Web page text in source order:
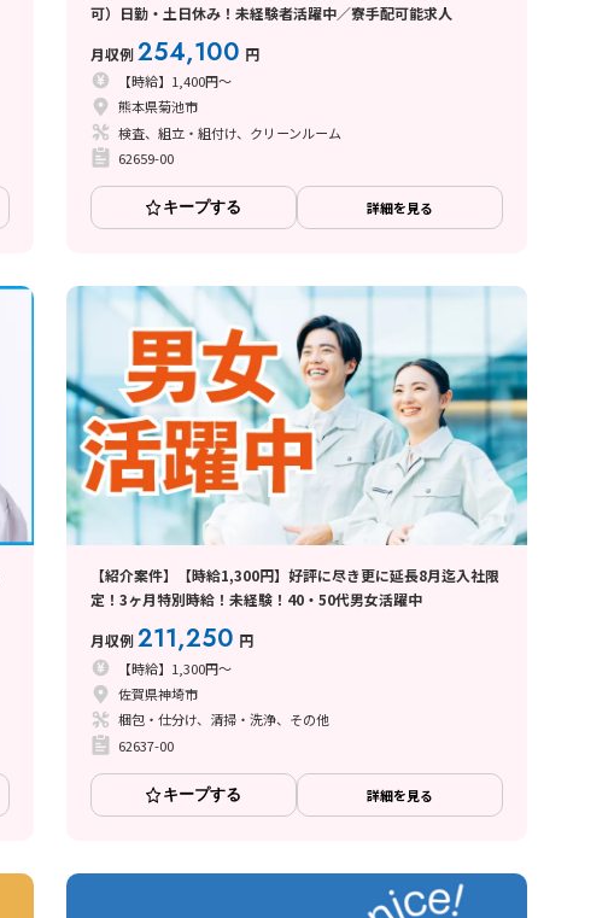
可）日勤・土日休み！未経験者活躍中／寮手配可能求人
月収例254,100 円
【時給】1,400円～
熊本県菊池市
検査、組立・組付け、クリーンルーム
62659-00
キープする 詳細を見る
【紹介案件】【時給1,300円】好評に尽き更に延長8月迄入社限
定！3ヶ月特別時給！未経験！40・50代男女活躍中
月収例211,250 円
【時給】1,300円～
佐賀県神埼市
梱包・仕分け、清掃・洗浄、その他
62637-00
キープする 詳細を見る